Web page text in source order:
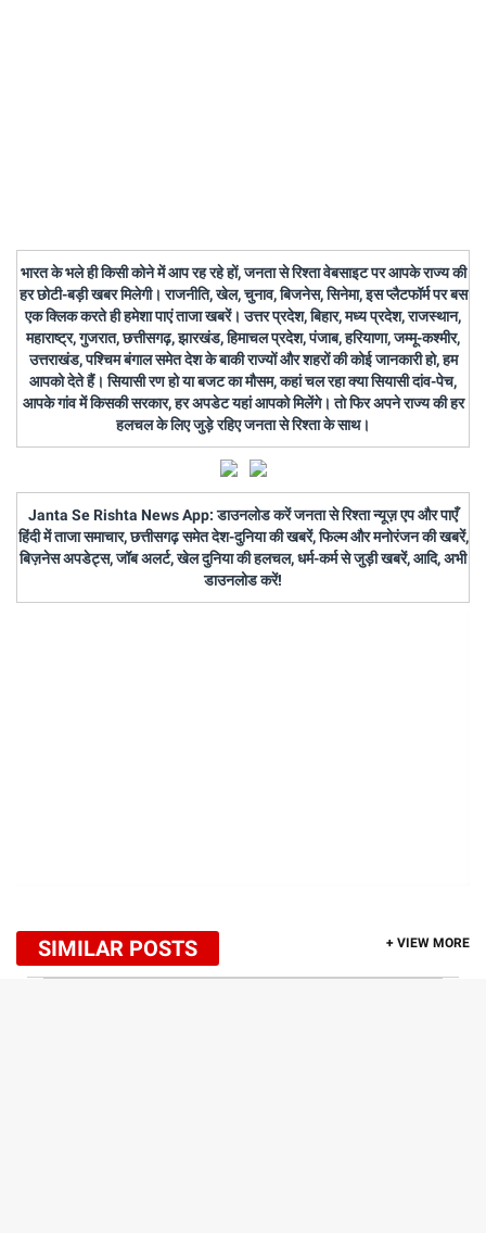
भारत के भले ही किसी कोने में आप रह रहे हों, जनता से रिश्ता वेबसाइट पर आपके राज्य की
हर छोटी-बड़ी खबर मिलेगी। राजनीति, खेल, चुनाव, बिजनेस, सिनेमा, इस प्लैटफॉर्म पर बस
एक क्लिक करते ही हमेशा पाएं ताजा खबरें। उत्तर प्रदेश, बिहार, मध्य प्रदेश, राजस्थान,
महाराष्ट्र, गुजरात, छत्तीसगढ़, झारखंड, हिमाचल प्रदेश, पंजाब, हरियाणा, जम्मू-कश्मीर,
उत्तराखंड, पश्चिम बंगाल समेत देश के बाकी राज्यों और शहरों की कोई जानकारी हो, हम
आपको देते हैं। सियासी रण हो या बजट का मौसम, कहां चल रहा क्या सियासी दांव-पेच,
आपके गांव में किसकी सरकार, हर अपडेट यहां आपको मिलेंगे। तो फिर अपने राज्य की हर
हलचल के लिए जुड़े रहिए जनता से रिश्ता के साथ।
Janta Se Rishta News App: डाउनलोड करें जनता से रिश्ता न्यूज़ एप और पाएँ
हिंदी में ताजा समाचार, छत्तीसगढ़ समेत देश-दुनिया की खबरें, फिल्म और मनोरंजन की खबरें,
बिज़नेस अपडेट्स, जॉब अलर्ट, खेल दुनिया की हलचल, धर्म-कर्म से जुड़ी खबरें, आदि, अभी
डाउनलोड करें!
SIMILAR POSTS + VIEW MORE